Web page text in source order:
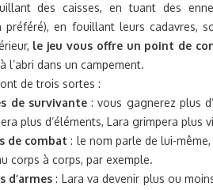
des caisses, en tuant des
préféré), en fouillant leurs cadavres,
le jeu vous offre un point de
l’abri dans un campement.
de trois sortes :
de survivante: vous gagnerez plus
plus d’éléments, Lara grimpera plus
de combat : le nom parle de lui-
corps à corps, par exemple.
d’armes : Lara va devenir plus ou